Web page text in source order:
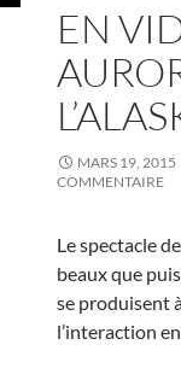
EN
MARS 19, 2015
COMMENTAIRE
Le spectacle
beaux que
se produisent
l’interaction